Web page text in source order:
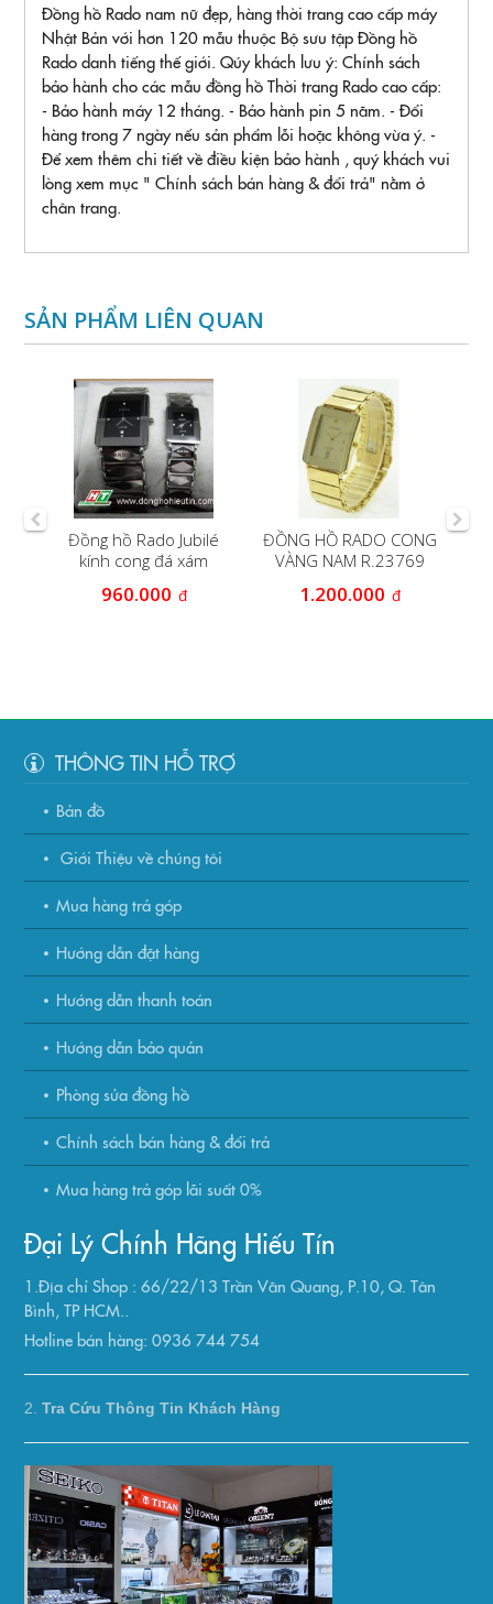
Đồng hồ Rado nam nữ đẹp, hàng thời trang cao cấp máy
Nhật Bản với hơn 120 mẫu thuộc Bộ sưu tập Đồng hồ
Rado danh tiếng thế giới. Qúy khách lưu ý: Chính sách
bảo hành cho các mẫu đồng hồ Thời trang Rado cao cấp:
- Bảo hành máy 12 tháng. - Bảo hành pin 5 năm. - Đổi
hàng trong 7 ngày nếu sản phẩm lỗi hoặc không vừa ý. -
Để xem thêm chi tiết về điều kiện bảo hành , quý khách vui
lòng xem mục " Chính sách bán hàng & đổi trả" nằm ở
chân trang.
SẢN PHẨM LIÊN QUAN
Đồng hồ Rado Jubilé
kính cong đá xám
960.000 đ
ĐỒNG HỒ RADO CONG
VÀNG NAM R.23769
1.200.000 đ
THÔNG TIN HỖ TRỢ
Bản đồ
Giới Thiệu về chúng tôi
Mua hàng trả góp
Hướng dẫn đặt hàng
Hướng dẫn thanh toán
Hướng dẫn bảo quản
Phòng sửa đồng hồ
Chính sách bán hàng & đổi trả
Mua hàng trả góp lãi suất 0%
Đại Lý Chính Hãng Hiếu Tín
1.Địa chỉ Shop : 66/22/13 Trần Văn Quang, P.10, Q. Tân
Bình, TP HCM..
Hotline bán hàng: 0936 744 754
2.Tra Cứu Thông Tin Khách Hàng